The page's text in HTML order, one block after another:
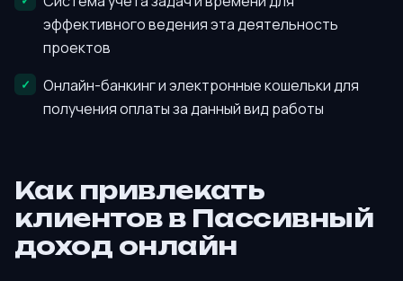
эффективного ведения эта деятельность
проектов
Онлайн-банкинг и электронные кошельки для
получения оплаты за данный вид работы
Как привлекать
клиентов в Пассивный
доход онлайн